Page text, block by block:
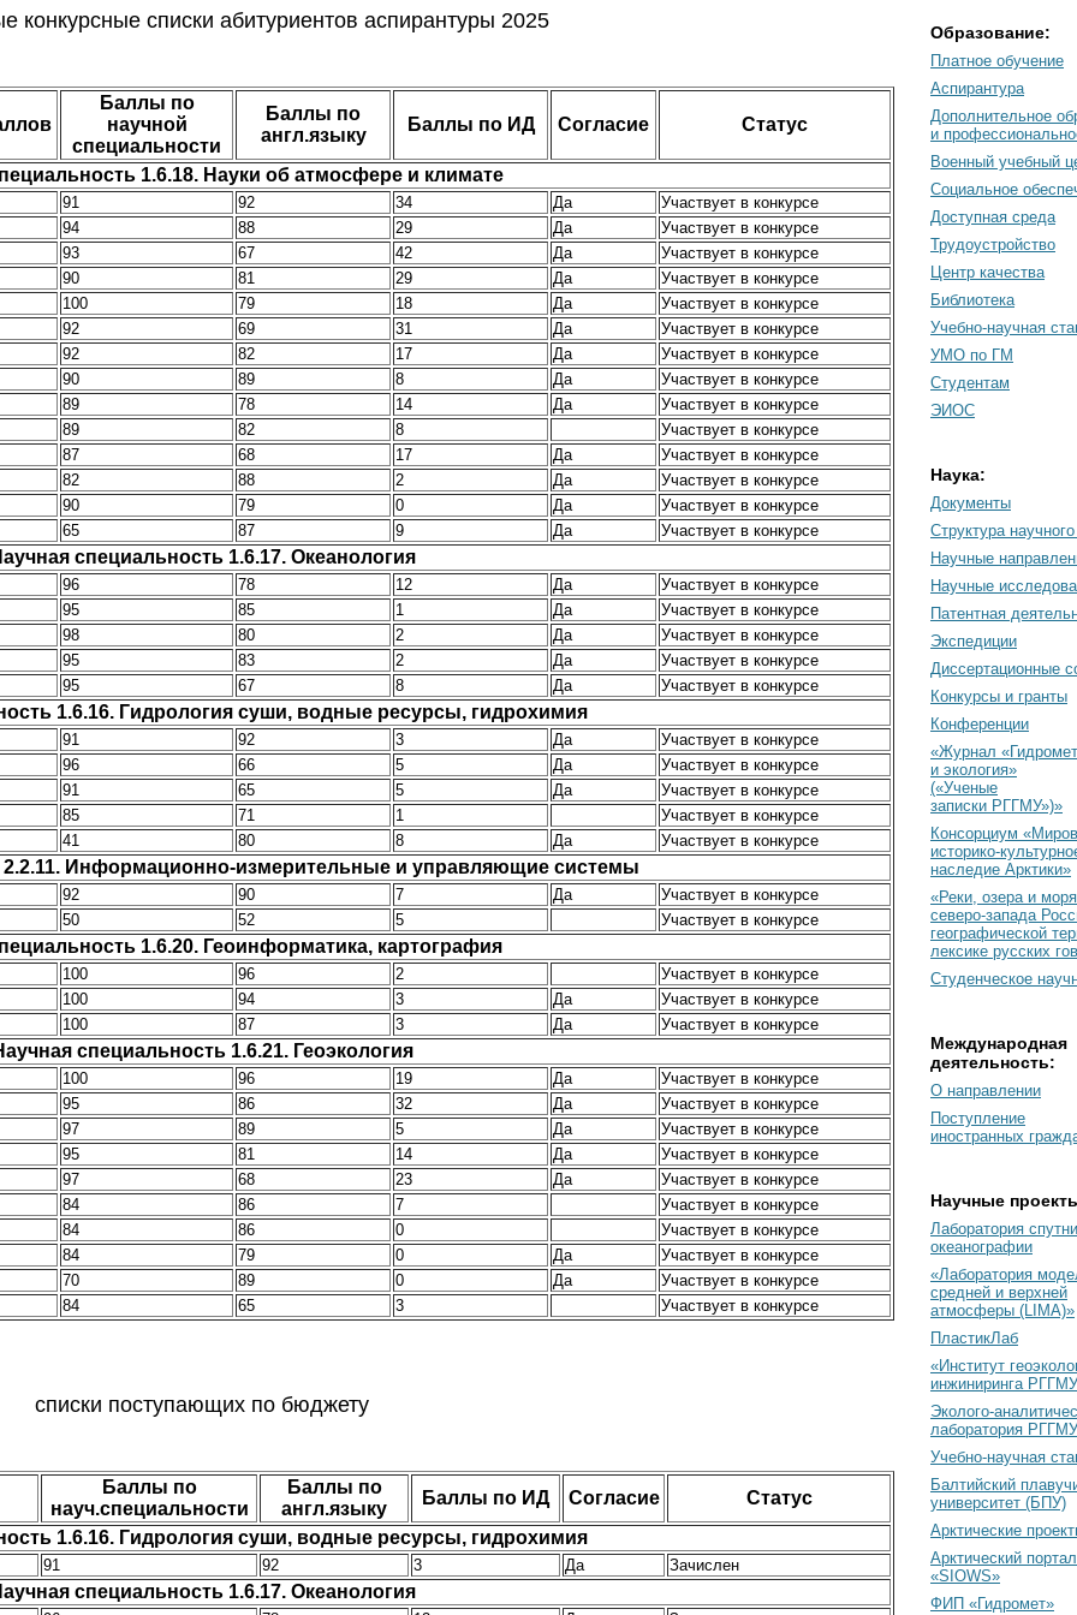
конкурсные списки абитуриентов аспирантуры 2025
Баллы по
научной
специальности
Баллы по
англ.языку
Баллы по ИД Согласие Статус
1.6.18. Науки об атмосфере и климате
91 92 34 Да
Участвует в конкурсе
94
88 29 Да
Участвует в конкурсе
93
67 42 Да
Участвует в конкурсе
90
81 29 Да
Участвует в конкурсе
100
79 18 Да
Участвует в конкурсе
92
69 31 Да
Участвует в конкурсе
92
82 17 Да
Участвует в конкурсе
90
89 8 Да
Участвует в конкурсе
89
78 14 Да
Участвует в конкурсе
89
82 8
Участвует в конкурсе
87
68 17 Да
Участвует в конкурсе
82
88 2 Да
Участвует в конкурсе
90
79 0 Да
Участвует в конкурсе
65
87 9 Да Участвует в конкурсе
специальность 1.6.17. Океанология
96 78 12 Да
Участвует в конкурсе
95
85 1 Да
Участвует в конкурсе
98
80 2 Да
Участвует в конкурсе
95
83 2 Да
Участвует в конкурсе
95
67 8 Да Участвует в конкурсе
1.6.16. Гидрология суши, водные ресурсы, гидрохимия
91 92 3 Да
Участвует в конкурсе
96
66 5 Да
Участвует в конкурсе
91
65 5 Да
Участвует в конкурсе
85
71 1
Участвует в конкурсе
41
80 8 Да Участвует в конкурсе
2.2.11. Информационно-измерительные и управляющие системы
92 90 7 Да
Участвует в конкурсе
50
52 5 Участвует в конкурсе
1.6.20. Геоинформатика, картография
100 96 2
Участвует в конкурсе
100
94 3 Да
Участвует в конкурсе
100
87 3 Да Участвует в конкурсе
специальность 1.6.21. Геоэкология
100 96 19 Да
Участвует в конкурсе
95
86 32 Да
Участвует в конкурсе
97
89 5 Да
Участвует в конкурсе
95
81 14 Да
Участвует в конкурсе
97
68 23 Да
Участвует в конкурсе
84
86 7
Участвует в конкурсе
84
86 0
Участвует в конкурсе
84
79 0 Да
Участвует в конкурсе
70
89 0 Да
Участвует в конкурсе
84
65 3 Участвует в конкурсе
cписки поступающих по бюджету
Баллы по
науч.специальности
Баллы по
англ.языку
Баллы по ИД Согласие
Статус
1.6.16. Гидрология суши, водные ресурсы, гидрохимия
91 92 3 Да Зачислен
специальность 1.6.17. Океанология
Образование:
Платное обучение
Аспирантура
Дополнительное
и
Военный учебный
Социальное
Доступная среда
Трудоустройство
Центр качества
Библиотека
Учебно-научная
УМО по ГМ
Студентам
ЭИОС
Наука:
Документы
Cтруктура
Научные
Научные
Патентная
Экспедиции
Диссертационные
Конкурсы и гранты
Конференции
«Журнал
и экология»
(«Ученые
записки РГГМУ»)»
Консорциум
историко-
наследие Арктики»
«Реки, озера и моря
северо-запада
географической
лексике русских
Студенческое
Международная
деятельность:
О направлении
Поступление
иностранных
Научные
Лаборатория
океанографии
«Лаборатория
средней и верхней
атмосферы (LIMA)»
ПластикЛаб
«Институт
инжиниринга
Эколого-
лаборатория РГГМУ
Учебно-научная
Балтийский
университет (БПУ)
Арктические
Арктический портал
«SIOWS»
ФИП «Гидромет»